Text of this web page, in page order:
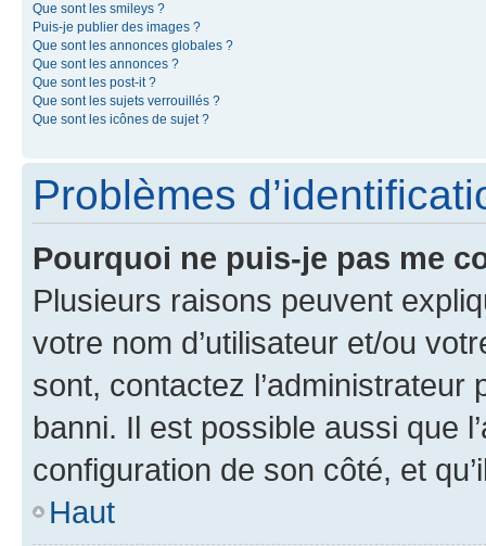
Que sont les smileys ?
Puis-je publier des images ?
Que sont les annonces globales ?
Que sont les annonces ?
Que sont les post-it ?
Que sont les sujets verrouillés ?
Que sont les icônes de sujet ?
Problèmes
Pourquoi ne puis-je pas me
Plusieurs raisons peuvent
votre nom d’utilisateur et/ou
sont, contactez l’administrateur
banni. Il est possible aussi que
configuration de son côté, et
Haut